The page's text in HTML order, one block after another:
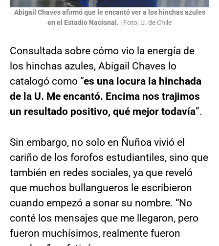
Abigail Chaves afirmó que le encantó ver a los hinchas azules
en el Estadio Nacional. | Foto: U. de Chile
Consultada sobre cómo vio la energía de
los hinchas azules, Abigail Chaves lo
catalogó como “es una locura la hinchada
de la U. Me encantó. Encima nos trajimos
un resultado positivo, qué mejor todavía”.
Sin embargo, no solo en Ñuñoa vivió el
cariño de los forofos estudiantiles, sino que
también en redes sociales, ya que reveló
que muchos bullangueros le escribieron
cuando empezó a sonar su nombre. “No
conté los mensajes que me llegaron, pero
fueron muchísimos, realmente fueron